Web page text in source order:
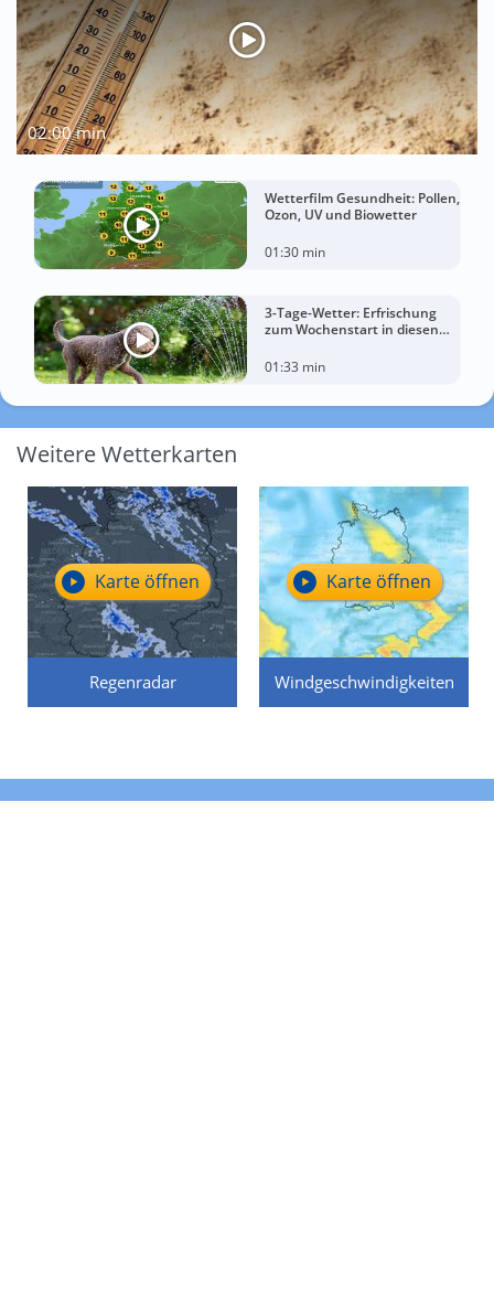
02:00 min
Wetterfilm Gesundheit: Pollen,
Ozon, UV und Biowetter
01:30 min
3-Tage-Wetter: Erfrischung
zum Wochenstart in diesen
01:33 min
Weitere Wetterkarten
Regenradar
Karte öffnen
Windgeschwindigkeiten
Karte öffnen